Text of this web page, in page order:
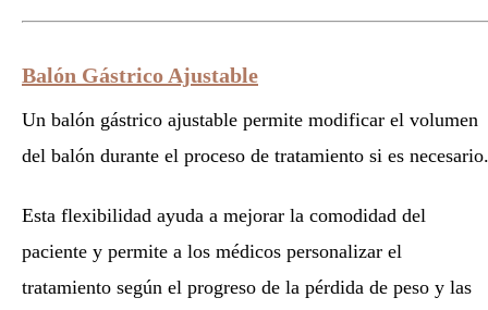
Balón Gástrico Ajustable
Un balón gástrico ajustable permite modificar el volumen
del balón durante el proceso de tratamiento si es necesario.
Esta flexibilidad ayuda a mejorar la comodidad del
paciente y permite a los médicos personalizar el
tratamiento según el progreso de la pérdida de peso y las